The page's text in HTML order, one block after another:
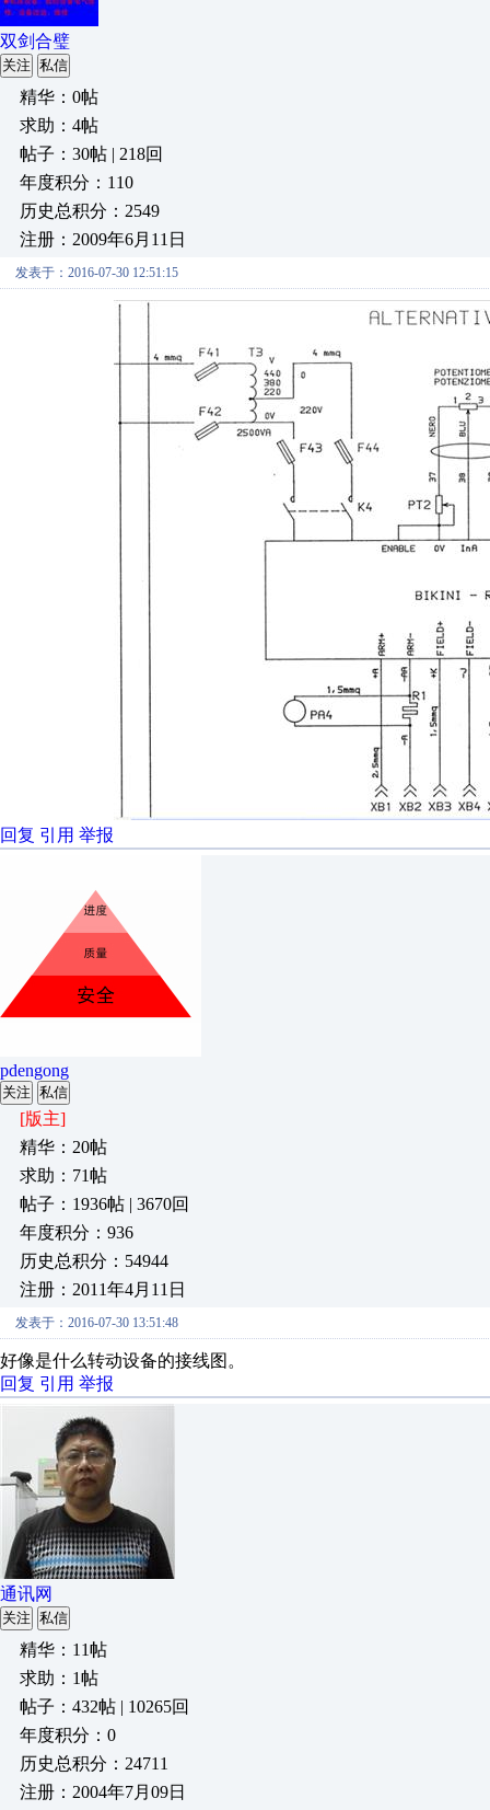
双剑合璧
关注 私信
精华：0帖
求助：4帖
帖子：30帖 | 218回
年度积分：110
历史总积分：2549
注册：2009年6月11日
发表于：2016-07-30 12:51:15
回复 引用 举报
pdengong
关注 私信
[版主]
精华：20帖
求助：71帖
帖子：1936帖 | 3670回
年度积分：936
历史总积分：54944
注册：2011年4月11日
发表于：2016-07-30 13:51:48
好像是什么转动设备的接线图。
回复 引用 举报
通讯网
关注 私信
精华：11帖
求助：1帖
帖子：432帖 | 10265回
年度积分：0
历史总积分：24711
注册：2004年7月09日